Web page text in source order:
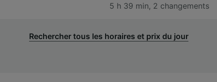
5 h 39 min, 2 changements
Rechercher tous les horaires et prix du jour